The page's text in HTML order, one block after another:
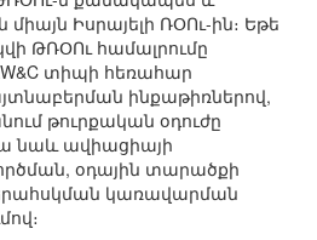
Իսրայելի ՌՕՈւ-ին։ Եթե
ԹՌՕՈւ համալրումը
տիպի հեռահար
ինքաթիռներով,
թուրքական օդուժը
նաև ավիացիայի
օդային տարածքի
կառավարման